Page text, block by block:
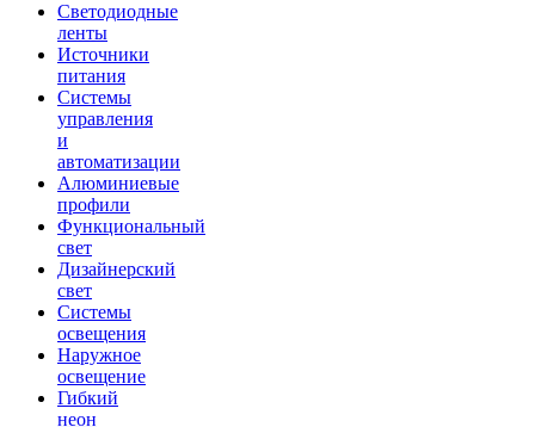
Светодиодные
ленты
Источники
питания
Системы
управления
и
автоматизации
Алюминиевые
профили
Функциональный
свет
Дизайнерский
свет
Системы
освещения
Наружное
освещение
Гибкий
неон